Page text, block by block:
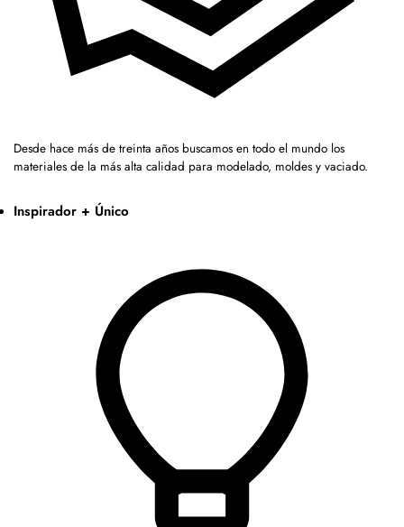
Desde hace más de treinta años buscamos en todo el mundo los
materiales de la más alta calidad para modelado, moldes y vaciado.
Inspirador + Único